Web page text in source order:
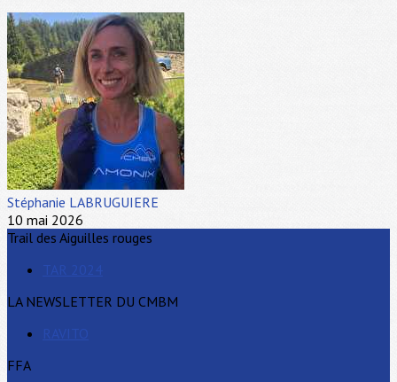
Stéphanie LABRUGUIERE
10 mai 2026
Trail des Aiguilles rouges
TAR 2024
LA NEWSLETTER DU CMBM
RAVITO
FFA